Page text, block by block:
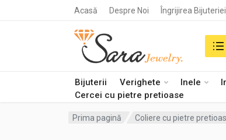
Acasă Despre Noi Îngrijirea Bijuteriei
Bijuterii Verighete Inele
Cercei cu pietre pretioase
Prima pagină Coliere cu pietre